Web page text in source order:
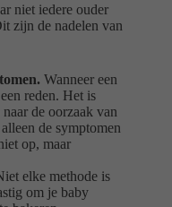
niet iedere ouder
zijn de nadelen van
Wanneer een
reden. Het is
de oorzaak van
de symptomen
op, maar
elke methode is
om je baby